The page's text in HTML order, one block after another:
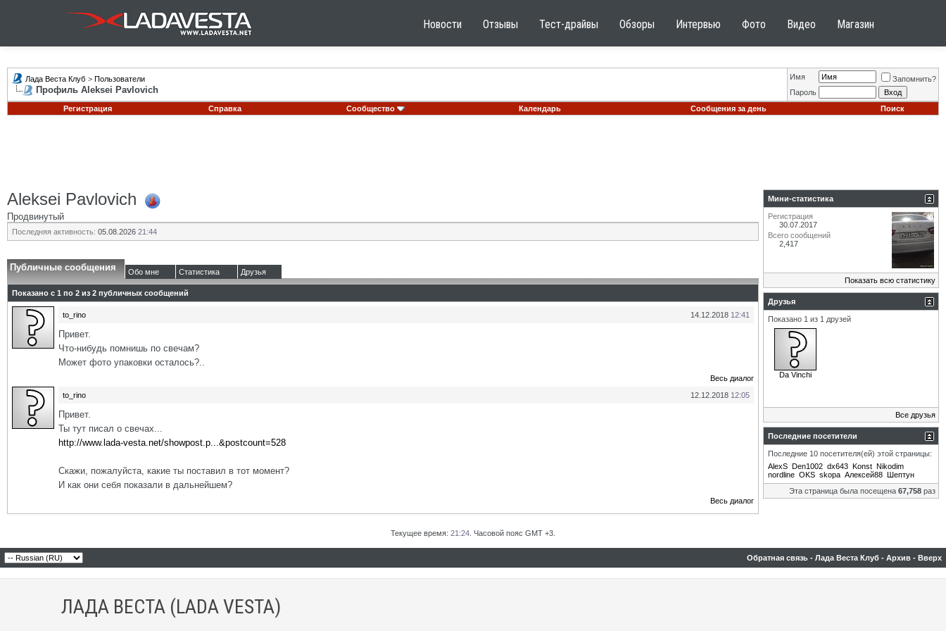
Новости Отзывы Тест-драйвы Обзоры Интервью Фото Видео Магазин
Лада Веста Клуб > Пользователи
Профиль Aleksei Pavlovich
Имя
Запомнить?
Пароль
Регистрация
Справка Сообщество Календарь Сообщения за день Поиск
Aleksei Pavlovich
Продвинутый
Последняя активность: 05.08.2026 21:44
Публичные сообщения Обо мне Статистика Друзья
Показано с 1 по 2 из 2 публичных сообщений
14.12.2018 12:41
to_rino
Привет.
Что-нибудь помнишь по свечам?
Может фото упаковки осталось?..
Весь диалог
12.12.2018 12:05
to_rino
Привет.
Ты тут писал о свечах...
http://www.lada-vesta.net/showpost.p...&postcount=528
Скажи, пожалуйста, какие ты поставил в тот момент?
И как они себя показали в дальнейшем?
Весь диалог
Мини-статистика
Регистрация
30.07.2017
Всего сообщений
2,417
Показать всю статистику
Друзья
Показано 1 из 1 друзей
Da Vinchi
Все друзья
Последние посетители
Последние 10 посетителя(ей) этой страницы:
AlexS Den1002 dx643 Konst Nikodim
nordline OKS skopa Алексей88 Шептун
Эта страница была посещена 67,758 раз
Текущее время: 21:24 . Часовой пояс GMT +3.
Обратная связь - Лада Веста Клуб - Архив - Вверх
ЛАДА ВЕСТА (LADA VESTA)